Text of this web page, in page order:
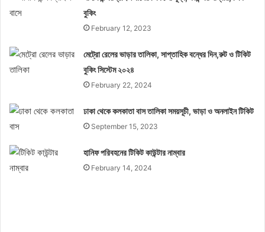
বুকিং
February 12, 2023
মেট্রো রেলের ভাড়ার তালিকা, সাপ্তাহিক বন্ধের দিন,রুট ও টিকিট
বুকিং সিস্টেম ২০২৪
February 22, 2024
ঢাকা থেকে কলকাতা বাস তালিকা সময়সূচী, ভাড়া ও অনলাইন টিকিট
September 15, 2023
হানিফ পরিবহনের টিকিট কাউন্টার নাম্বার
February 14, 2024